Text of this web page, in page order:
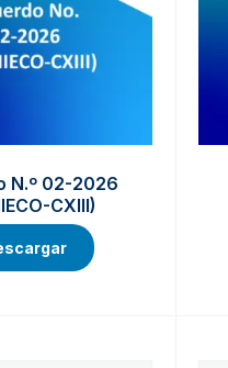
N.º 02-2026
CXIII)